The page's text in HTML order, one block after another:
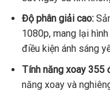
Độ phân giải cao:
1080p, mang lại
điều kiện ánh sáng
Tính năng xoay 355
năng xoay và